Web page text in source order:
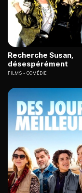
Recherche Susan,
désespérément
FILMS COMÉDIE